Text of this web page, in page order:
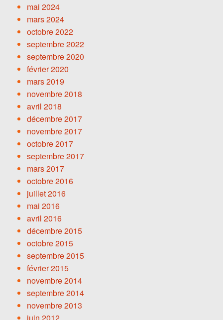
mai 2024
mars 2024
octobre 2022
septembre 2022
septembre 2020
février 2020
mars 2019
novembre 2018
avril 2018
décembre 2017
novembre 2017
octobre 2017
septembre 2017
mars 2017
octobre 2016
juillet 2016
mai 2016
avril 2016
décembre 2015
octobre 2015
septembre 2015
février 2015
novembre 2014
septembre 2014
novembre 2013
juin 2012